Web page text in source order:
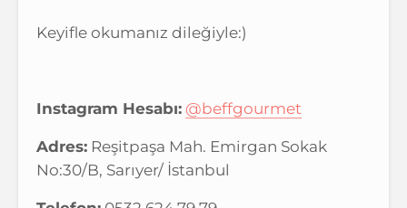
Keyifle okumanız dileğiyle:)
Instagram Hesabı: @beffgourmet
Adres: Reşitpaşa Mah. Emirgan Sokak
No:30/B, Sarıyer/ İstanbul